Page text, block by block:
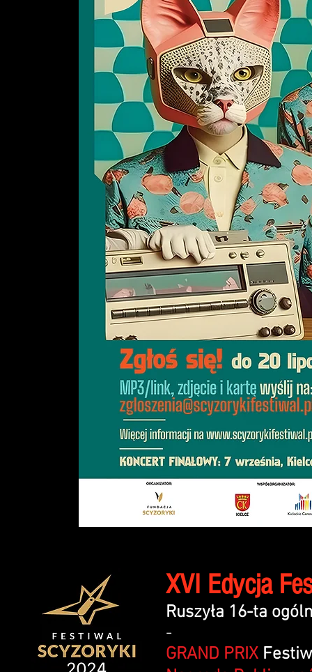
XVI Edycja
Ruszyła 16-ta
-
GRAND PRIX